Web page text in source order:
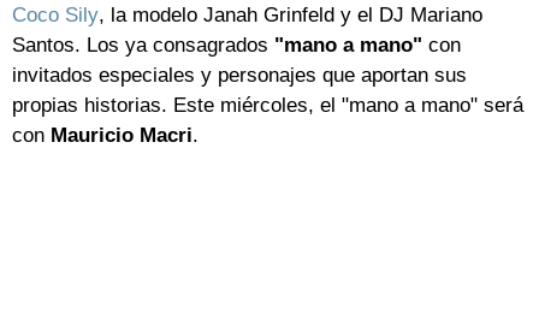
Coco Sily, la modelo Janah Grinfeld y el DJ Mariano
Santos. Los ya consagrados "mano a mano" con
invitados especiales y personajes que aportan sus
propias historias. Este miércoles, el "mano a mano" será
con Mauricio Macri.